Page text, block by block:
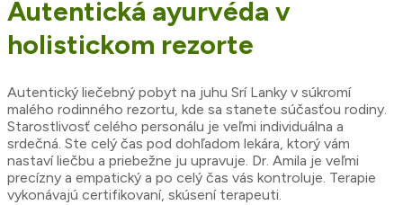
Autentická ayurvéda v
holistickom rezorte
Autentický liečebný pobyt na juhu Srí Lanky v súkromí
malého rodinného rezortu, kde sa stanete súčasťou rodiny.
Starostlivosť celého personálu je veľmi individuálna a
srdečná. Ste celý čas pod dohľadom lekára, ktorý vám
nastaví liečbu a priebežne ju upravuje. Dr. Amila je veľmi
precízny a empatický a po celý čas vás kontroluje. Terapie
vykonávajú certifikovaní, skúsení terapeuti.